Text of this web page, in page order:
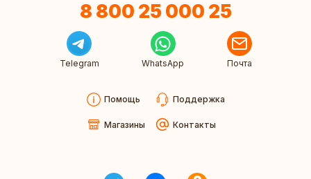
8 800 25 000 25
Telegram WhatsApp Почта
Помощь Поддержка
Магазины Контакты